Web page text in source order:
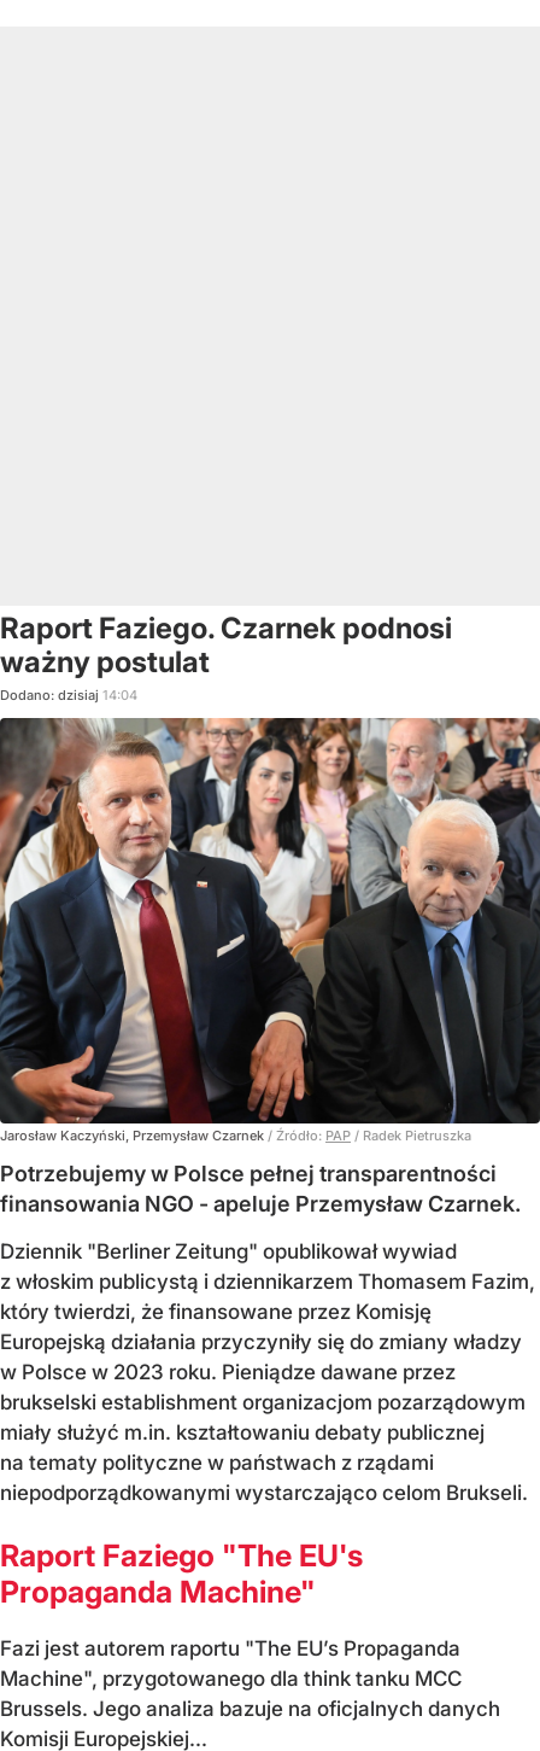
Raport Faziego. Czarnek podnosi
ważny postulat
Dodano: dzisiaj 14:04
Jarosław Kaczyński, Przemysław Czarnek / Źródło: PAP / Radek Pietruszka
Potrzebujemy w Polsce pełnej transparentności
finansowania NGO - apeluje Przemysław Czarnek.
Dziennik "Berliner Zeitung" opublikował wywiad
z włoskim publicystą i dziennikarzem Thomasem Fazim,
który twierdzi, że finansowane przez Komisję
Europejską działania przyczyniły się do zmiany władzy
w Polsce w 2023 roku. Pieniądze dawane przez
brukselski establishment organizacjom pozarządowym
miały służyć m.in. kształtowaniu debaty publicznej
na tematy polityczne w państwach z rządami
niepodporządkowanymi wystarczająco celom Brukseli.
Raport Faziego "The EU's
Propaganda Machine"
Fazi jest autorem raportu "The EU’s Propaganda
Machine", przygotowanego dla think tanku MCC
Brussels. Jego analiza bazuje na oficjalnych danych
Komisji Europejskiej...